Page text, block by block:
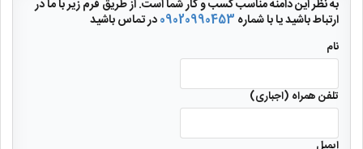
به نظر این دامنه مناسب کسب و کار شما است. از طریق فرم زیر با ما در
ارتباط باشید یا با شماره09020990453در تماس باشید
تلفن همراه (اجباری)